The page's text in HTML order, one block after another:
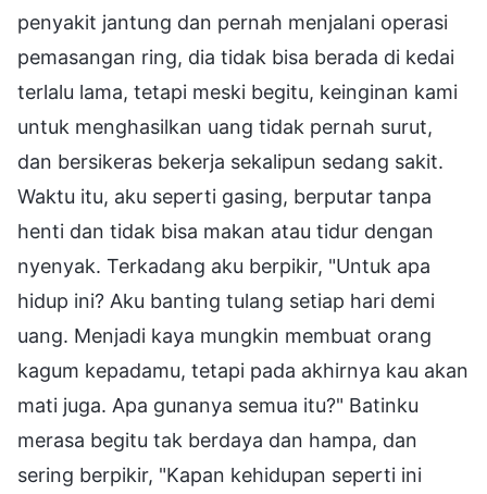
penyakit jantung dan pernah menjalani operasi
pemasangan ring, dia tidak bisa berada di kedai
terlalu lama, tetapi meski begitu, keinginan kami
untuk menghasilkan uang tidak pernah surut,
dan bersikeras bekerja sekalipun sedang sakit.
Waktu itu, aku seperti gasing, berputar tanpa
henti dan tidak bisa makan atau tidur dengan
nyenyak. Terkadang aku berpikir, "Untuk apa
hidup ini? Aku banting tulang setiap hari demi
uang. Menjadi kaya mungkin membuat orang
kagum kepadamu, tetapi pada akhirnya kau akan
mati juga. Apa gunanya semua itu?" Batinku
merasa begitu tak berdaya dan hampa, dan
sering berpikir, "Kapan kehidupan seperti ini